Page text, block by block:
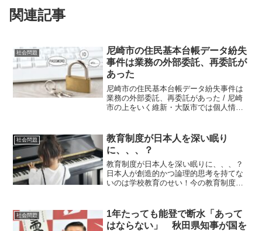
関連記事
社会問題
尼崎市の住民基本台帳データ紛失
事件は業務の外部委託、再委託が
あった
尼崎市の住民基本台帳データ紛失事件は
業務の外部委託、再委託があった / 尼崎
市の上をいく維新・大阪市では個人情報
から意図的にそうしている？ 日本はこ
こまで劣化しているの...
社会問題
教育制度が日本人を深い眠り
に、、、？
教育制度が日本人を深い眠りに、、、？
日本人が創造的かつ論理的思考を持てな
いのは学校教育のせい！今の教育制度は
暗記させられる？社会生活を送る上で大
事なことはたくさんある...
社会問題
1年たっても能登で断水「あって
はならない」 秋田県知事が国を